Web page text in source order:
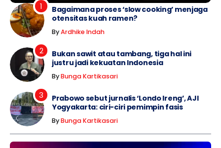
Bagaimana proses ‘slow cooking’ menjaga
otensitas kuah ramen?
ByArdhike Indah
Bukan sawit atau tambang, tiga hal ini
justru jadi kekuatan Indonesia
ByBunga Kartikasari
Prabowo sebut jurnalis ‘Londo Ireng’, AJI
Yogyakarta: ciri-ciri pemimpin fasis
ByBunga Kartikasari